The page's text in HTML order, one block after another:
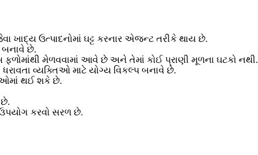
ખાદ્ય ઉત્પાદનોમાં ઘટ્ટ કરનાર એજન્ટ તરીકે થાય છે.
બનાવે છે.
મેળવવામાં આવે છે અને તેમાં કોઈ પ્રાણી મૂળના ઘટકો નથી.
વ્યક્તિઓ માટે યોગ્ય વિકલ્પ બનાવે છે.
થઈ શકે છે.
કરવો સરળ છે.